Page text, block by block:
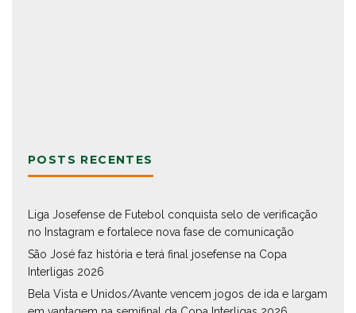
POSTS RECENTES
Liga Josefense de Futebol conquista selo de verificação
no Instagram e fortalece nova fase de comunicação
São José faz história e terá final josefense na Copa
Interligas 2026
Bela Vista e Unidos/Avante vencem jogos de ida e largam